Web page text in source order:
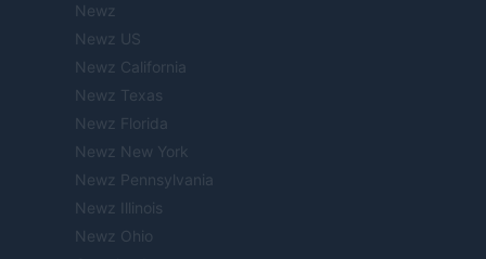
Newz
Newz US
Newz California
Newz Texas
Newz Florida
Newz New York
Newz Pennsylvania
Newz Illinois
Newz Ohio